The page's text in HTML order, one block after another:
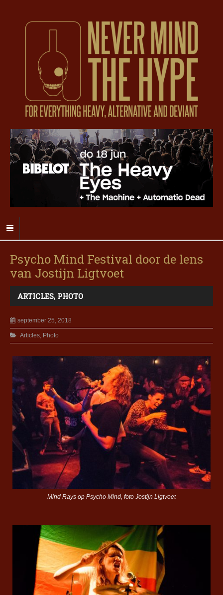
Psycho Mind Festival door de lens
van Jostijn Ligtvoet
ARTICLES, PHOTO
september 25, 2018
Articles, Photo
Mind Rays op Psycho Mind, foto Jostijn Ligtvoet